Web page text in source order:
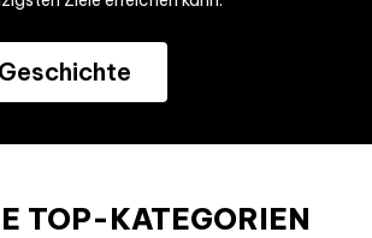
TOP-KATEGORIEN